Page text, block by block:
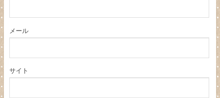
メール
サイト